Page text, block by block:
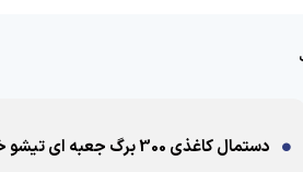
دستمال کاغذی 300 برگ جعبه ای تیشو خارجی پرک